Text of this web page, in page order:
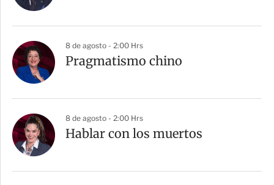
8 de agosto - 2:00 Hrs
Pragmatismo chino
8 de agosto - 2:00 Hrs
Hablar con los muertos